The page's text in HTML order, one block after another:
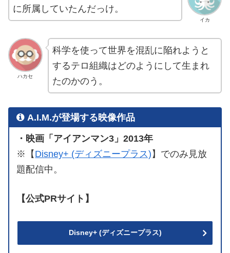
イカ
に所属していたんだっけ。
ハカセ
科学を使って世界を混乱に陥れようと
するテロ組織はどのようにして生まれ
たのかのう。
A.I.M.が登場する映像作品
・映画「アイアンマン3」2013年
※【 Disney+ (ディズニープラス) 】でのみ見放
題配信中。
【公式PRサイト】
Disney+ (ディズニープラス)